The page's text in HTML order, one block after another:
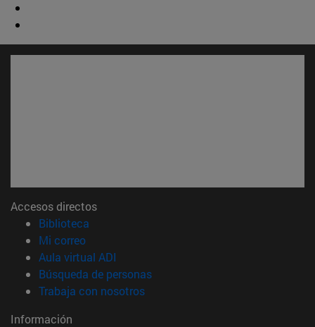
Accesos directos
Biblioteca
Mi correo(abre en nueva ventana)
Aula virtual ADI
Búsqueda de personas(abre en nueva ventana)
Trabaja con nosotros(abre en nueva ventana)
Información